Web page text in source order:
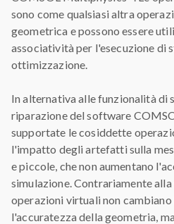
sono come qualsiasi altra
geometrica e possono essere
associatività per l'esecuzione di
ottimizzazione.
In alternativa alle funzionalità di
riparazione del software
supportate le cosiddette
l'impatto degli artefatti sulla
e piccole, che non aumentano
simulazione. Contrariamente
operazioni virtuali non
l'accuratezza della geometria,